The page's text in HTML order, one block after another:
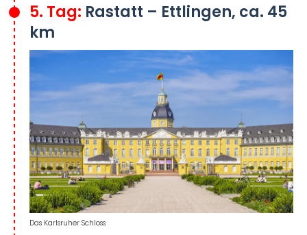
5. Tag: Rastatt – Ettlingen, ca. 45
km
Das Karlsruher Schloss